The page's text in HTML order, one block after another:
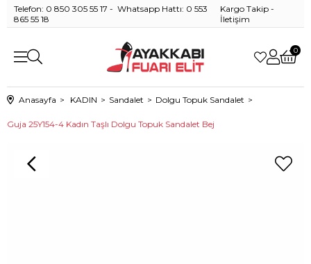
Telefon: 0 850 305 55 17 - Whatsapp Hattı: 0 553
865 55 18
Kargo Takip -
İletişim
0
Anasayfa KADIN Sandalet Dolgu Topuk Sandalet
Guja 25Y154-4 Kadın Taşlı Dolgu Topuk Sandalet Bej